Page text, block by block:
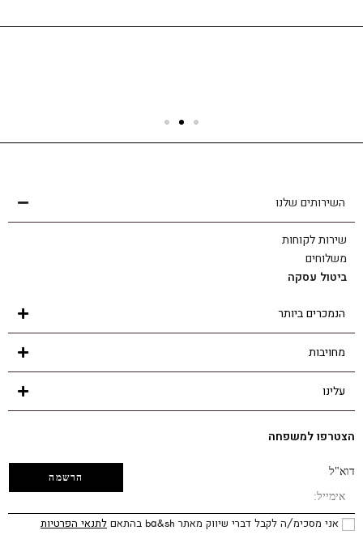
שירות לקוחות
השירותים שלנו
שירות לקוחות
משלוחים
ביטול עסקה
הנמכרים ביותר
מחויבות
עלינו
הצטרפו למשפחה
דוא"ל
אני מסכימ/ה לקבל דברי שיווק מאתר ba&sh בהתאם לתנאי הפרטיות